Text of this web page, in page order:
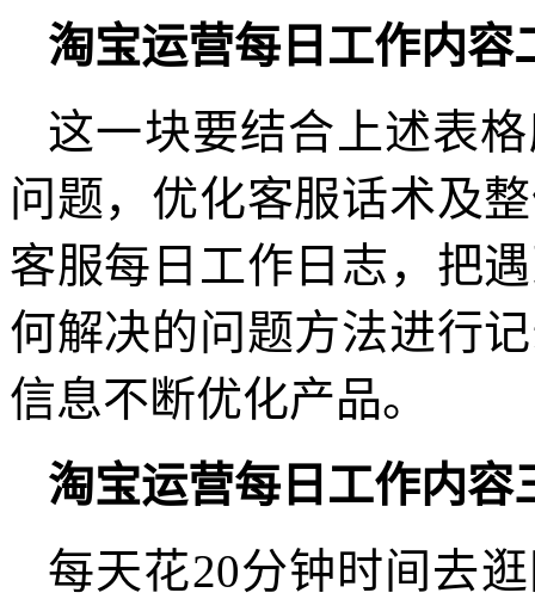
淘宝运营每日工作内容
这一块要结合上述表
问题，优化客服话术及
客服每日工作日志，把
何解决的问题方法进行
信息不断优化产品。
淘宝运营每日工作内容
每天花20分钟时间去